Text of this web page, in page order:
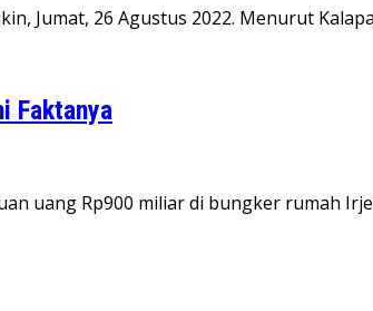
Jumat, 26 Agustus 2022. Menurut
Faktanya
uang Rp900 miliar di bungker rumah